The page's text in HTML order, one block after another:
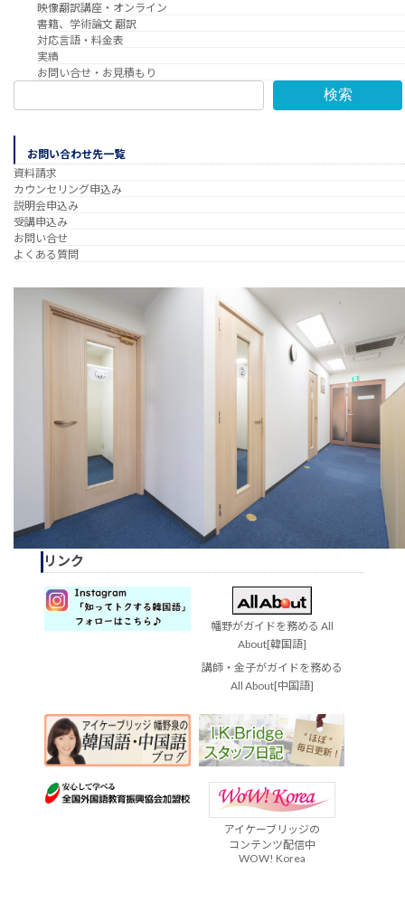
映像翻訳講座・オンライン
書籍、学術論文 翻訳
対応言語・料金表
実績
お問い合せ・お見積もり
検索
お問い合わせ先一覧
資料請求
カウンセリング申込み
説明会申込み
受講申込み
お問い合せ
よくある質問
リンク
幡野がガイドを務める All
About[韓国語]
講師・金子がガイドを務める
All About[中国語]
アイケーブリッジの
コンテンツ配信中
WOW! Korea